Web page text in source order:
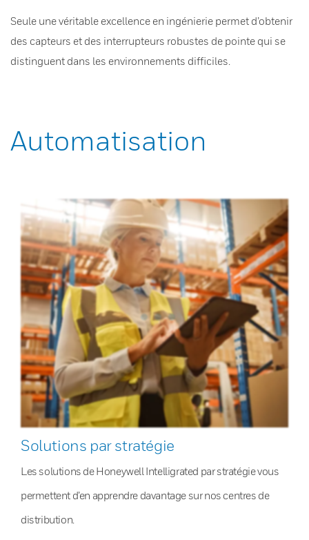
Seule une véritable excellence en ingénierie permet d’obtenir
des capteurs et des interrupteurs robustes de pointe qui se
distinguent dans les environnements difficiles.
Automatisation
Solutions par stratégie
Les solutions de Honeywell Intelligrated par stratégie vous
permettent d’en apprendre davantage sur nos centres de
distribution.